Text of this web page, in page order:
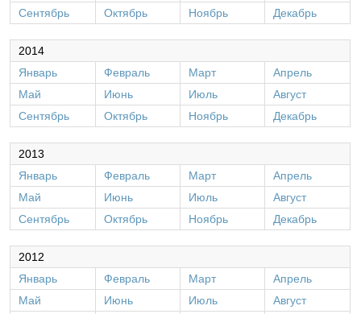
Сентябрь
Октябрь Ноябрь Декабрь
2014
Январь
Февраль Март
Апрель
Май
Июнь Июль
Август
Сентябрь
Октябрь Ноябрь Декабрь
2013
Январь
Февраль Март
Апрель
Май
Июнь Июль
Август
Сентябрь
Октябрь Ноябрь Декабрь
2012
Январь
Февраль Март
Апрель
Май
Июнь Июль
Август